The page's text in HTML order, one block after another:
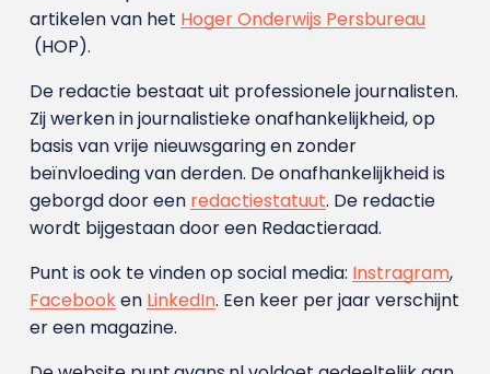
artikelen van het Hoger Onderwijs Persbureau
(HOP).
De redactie bestaat uit professionele journalisten.
Zij werken in journalistieke onafhankelijkheid, op
basis van vrije nieuwsgaring en zonder
beïnvloeding van derden. De onafhankelijkheid is
geborgd door een redactiestatuut. De redactie
wordt bijgestaan door een Redactieraad.
Punt is ook te vinden op social media: Instragram,
Facebooken LinkedIn. Een keer per jaar verschijnt
er een magazine.